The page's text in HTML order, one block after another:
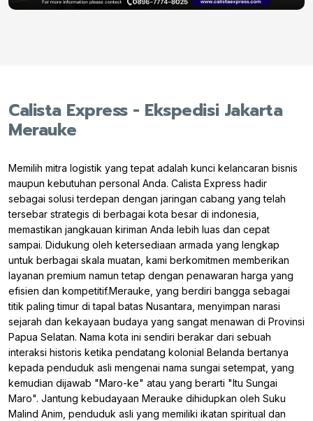
Calista Express - Ekspedisi Jakarta
Merauke
Memilih mitra logistik yang tepat adalah kunci kelancaran bisnis
maupun kebutuhan personal Anda. Calista Express hadir
sebagai solusi terdepan dengan jaringan cabang yang telah
tersebar strategis di berbagai kota besar di indonesia,
memastikan jangkauan kiriman Anda lebih luas dan cepat
sampai. Didukung oleh ketersediaan armada yang lengkap
untuk berbagai skala muatan, kami berkomitmen memberikan
layanan premium namun tetap dengan penawaran harga yang
efisien dan kompetitif.Merauke, yang berdiri bangga sebagai
titik paling timur di tapal batas Nusantara, menyimpan narasi
sejarah dan kekayaan budaya yang sangat menawan di Provinsi
Papua Selatan. Nama kota ini sendiri berakar dari sebuah
interaksi historis ketika pendatang kolonial Belanda bertanya
kepada penduduk asli mengenai nama sungai setempat, yang
kemudian dijawab "Maro-ke" atau yang berarti "Itu Sungai
Maro". Jantung kebudayaan Merauke dihidupkan oleh Suku
Malind Anim, penduduk asli yang memiliki ikatan spiritual dan